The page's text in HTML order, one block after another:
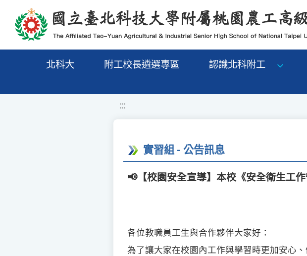
移至網頁之主要內容區位置
北科大 附工校長遴選專區 認識北科附工
:::
實習組 - 公告訊息
📢【校園安全宣導】本校《安全衛生工
各位教職員工生與合作夥伴大家好：
為了讓大家在校園內工作與學習時更加安心